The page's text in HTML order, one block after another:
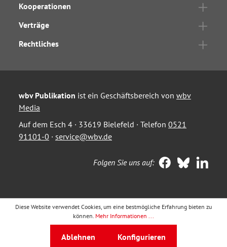
Kooperationen
Verträge
Rechtliches
wbv Publikation ist ein Geschäftsbereich von wbv
Media
Auf dem Esch 4 · 33619 Bielefeld · Telefon 0521
91101-0 · service@wbv.de
Folgen Sie uns auf:
Diese Website verwendet Cookies, um eine bestmögliche Erfahrung bieten zu
können. Mehr Informationen ...
Ablehnen Konfigurieren